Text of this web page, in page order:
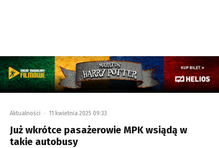
Aktualności · 11 kwietnia 2025 09:33
Już wkrótce pasażerowie MPK wsiądą w
takie autobusy